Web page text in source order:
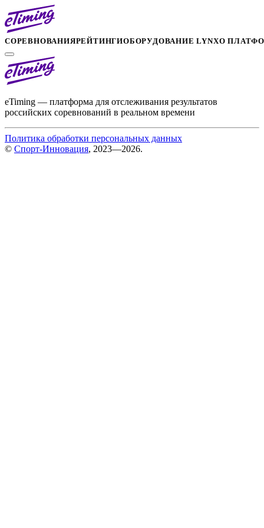
СОРЕВНОВАНИЯРЕЙТИНГИОБОРУДОВАНИЕ LYNXО
eTiming — платформа для отслеживания результатов
российских соревнований в реальном времени
Политика обработки персональных данных
© Спорт-Инновация, 2023—2026.